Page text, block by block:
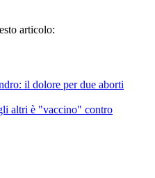
articolo:
il dolore per due aborti
altri è "vaccino" contro